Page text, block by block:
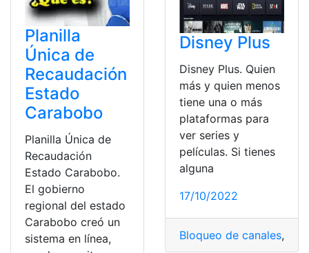
Planilla
Única de
Recaudación
Estado
Carabobo
Planilla Única de
Recaudación
Estado Carabobo.
El gobierno
regional del estado
Carabobo creó un
sistema en línea,
Disney Plus
Disney Plus. Quien
más y quien menos
tiene una o más
plataformas para
ver series y
películas. Si tienes
alguna
17/10/2022
Bloqueo de canales,